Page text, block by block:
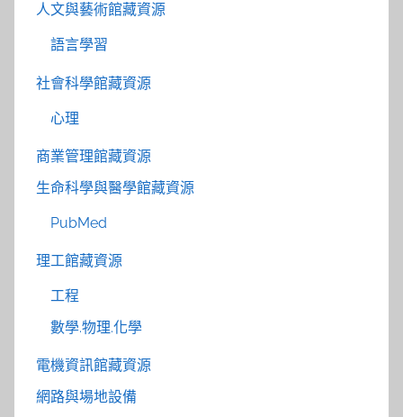
人文與藝術館藏資源
語言學習
社會科學館藏資源
心理
商業管理館藏資源
生命科學與醫學館藏資源
PubMed
理工館藏資源
工程
數學.物理.化學
電機資訊館藏資源
網路與場地設備